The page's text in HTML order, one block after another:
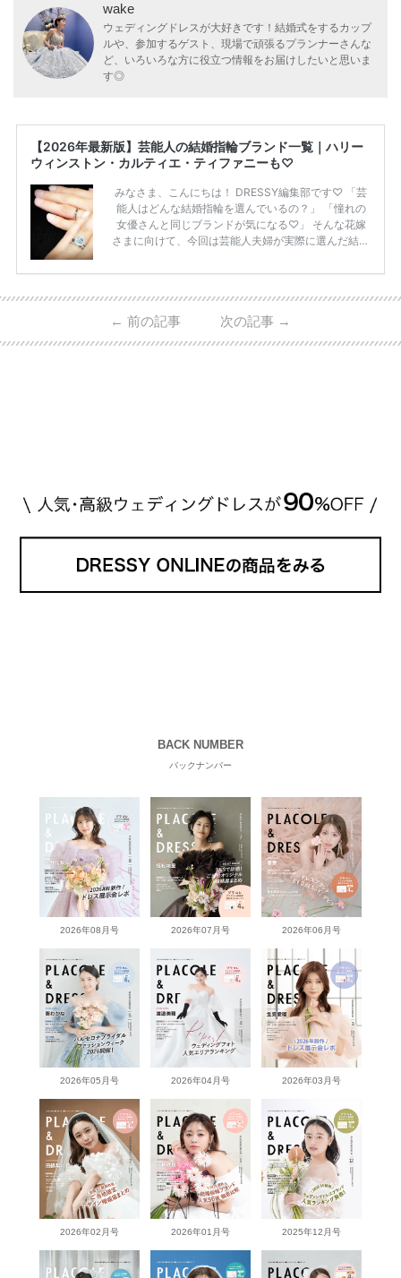
wake
ウェディングドレスが大好きです！結婚式をするカップ
ルや、参加するゲスト、現場で頑張るプランナーさんな
ど、いろいろな方に役立つ情報をお届けしたいと思いま
す◎
【2026年最新版】芸能人の結婚指輪ブランド一覧｜ハリー
ウィンストン・カルティエ・ティファニーも♡
みなさま、こんにちは！ DRESSY編集部です♡ 「芸
能人はどんな結婚指輪を選んでいるの？」 「憧れの
女優さんと同じブランドが気になる♡」 そんな花嫁
さまに向けて、今回は芸能人夫婦が実際に選んだ結婚
ーウィンストンやカルティエ、ティファニーなど世界
日本で人気のブランドまで幅広くご紹介。 さらに、
・愛用している芸能人夫婦 ・リングの特徴や魅力 ・
← 前の記事 次の記事 →
BACK NUMBER
バックナンバー
2026年08月号 2026年07月号 2026年06月号
2026年05月号 2026年04月号 2026年03月号
2026年02月号 2026年01月号 2025年12月号